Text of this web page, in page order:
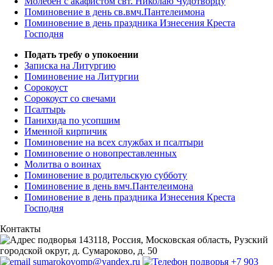
Поминовение в день св.вмч.Пантелеимона
Поминовение в день праздника Изнесения Креста
Господня
Подать требу о упокоении
Записка на Литургию
Поминовение на Литургии
Сорокоуст
Сорокоуст со свечами
Псалтырь
Панихида по усопшим
Именной кирпичик
Поминовение на всех службах и псалтыри
Поминовение о новопреставленных
Молитва о воинах
Поминовение в родительскую субботу
Поминовение в день вмч.Пантелеимона
Поминовение в день праздника Изнесения Креста
Господня
Контакты
143118, Россия, Московская область, Рузский
городской округ, д. Сумароково, д. 50
sumarokovomp@yandex.ru
+7 903